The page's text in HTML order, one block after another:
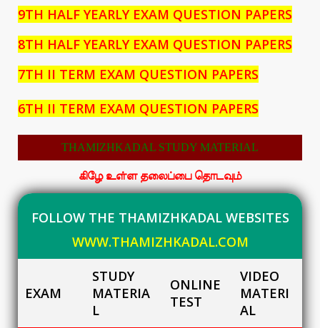
9TH HALF YEARLY EXAM QUESTION PAPERS
8TH HALF YEARLY EXAM QUESTION PAPERS
7TH II TERM EXAM QUESTION PAPERS
6TH II TERM EXAM QUESTION PAPERS
THAMIZHKADAL STUDY MATERIAL
கிழே உள்ள தலைப்பை தொடவும்
FOLLOW THE THAMIZHKADAL WEBSITES
WWW.THAMIZHKADAL.COM
EXAM
STUDY
MATERIA
L
ONLINE
TEST
VIDEO
MATERI
AL